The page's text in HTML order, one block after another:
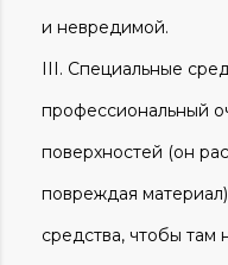
и невредимой.
Специальные
профессиональный
поверхностей (он
повреждая
средства, чтобы там